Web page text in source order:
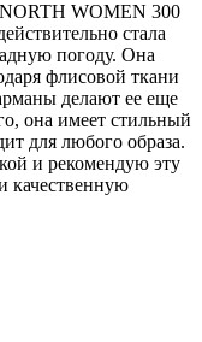
WOMEN 300
стала
погоду. Она
флисовой ткани
делают ее еще
она имеет стильный
для любого образа.
и рекомендую эту
качественную